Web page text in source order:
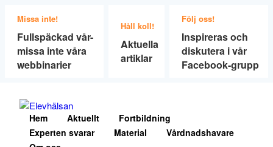
Missa inte!
Fullspäckad vår-
missa inte våra
webbinarier
Håll koll!
Aktuella
artiklar
Följ oss!
Inspireras och
diskutera i vår
Facebook-grupp
Hem Aktuellt
Fortbildning
Experten svarar
Material
Vårdnadshavare